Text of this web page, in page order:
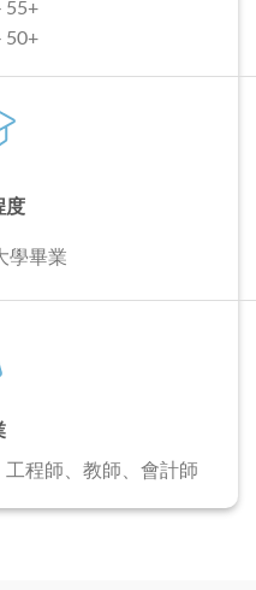
55+
50+
度
學畢業
工程師、教師、會計師